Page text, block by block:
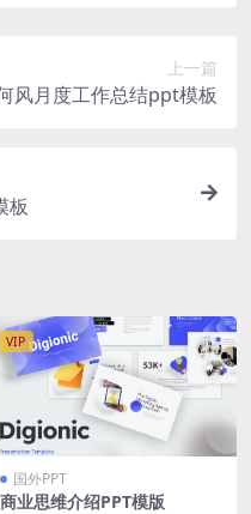
上一篇
风月度工作总结ppt模板
板
VIP
国外PPT
商业思维介绍PPT模版